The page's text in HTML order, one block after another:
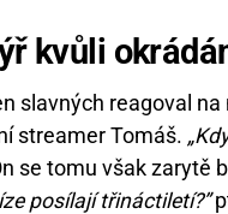
kvůli
slavných reagoval na
streamer Tomáš.
se tomu však zarytě
posílají třináctiletí?”